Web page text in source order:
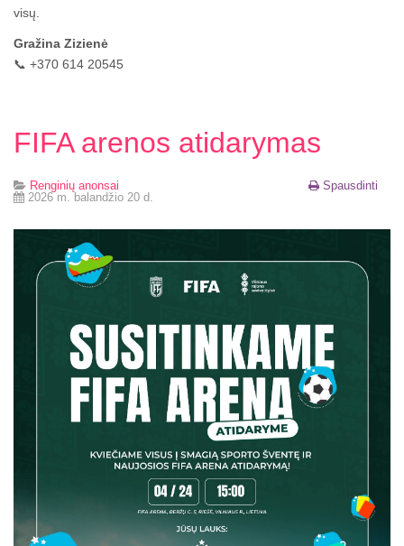
visų.
Gražina Zizienė
📞 +370 614 20545
FIFA arenos atidarymas
Spausdinti
Renginių anonsai
2026 m. balandžio 20 d.